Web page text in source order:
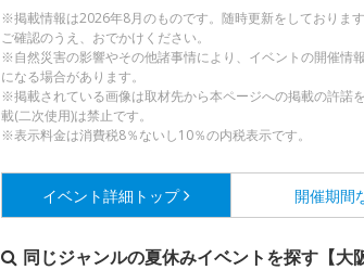
※掲載情報は2026年8月のものです。随時更新をしておりま
ご確認のうえ、おでかけください。
※自然災害の影響やその他諸事情により、イベントの開催情
になる場合があります。
※掲載されている画像は取材先から本ページへの掲載の許諾
載(二次使用)は禁止です。
※表示料金は消費税8％ないし10％の内税表示です。
イベント詳細 トップ 開催期間
同じジャンルの夏休みイベントを探す【大